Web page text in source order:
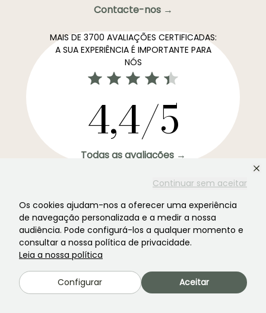
Continuar sem aceitar
Os cookies ajudam-nos a oferecer uma experiência
de navegação personalizada e a medir a nossa
audiência. Pode configurá-los a qualquer momento e
consultar a nossa política de privacidade.
Leia a nossa política
Configurar Aceitar
Contacte-nos →
MAIS DE 3700 AVALIAÇÕES CERTIFICADAS:
A SUA EXPERIÊNCIA É IMPORTANTE PARA
NÓS
4,4/5
Todas as avaliações →
Receba as nossas novidades e ideias para aproveitar o
seu jardim durante todo o ano.